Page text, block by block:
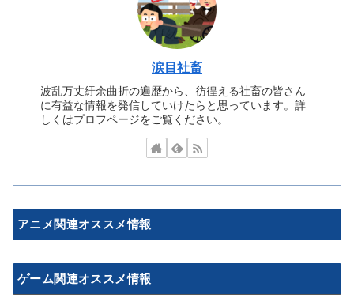
涙目社畜
波乱万丈紆余曲折の遍歴から、彷徨える社畜の皆さん
に有益な情報を発信していけたらと思っています。詳
しくはプロフページをご覧ください。
アニメ関連オススメ情報
ゲーム関連オススメ情報